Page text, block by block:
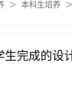
＞ 本科生培养 ＞
完成的设